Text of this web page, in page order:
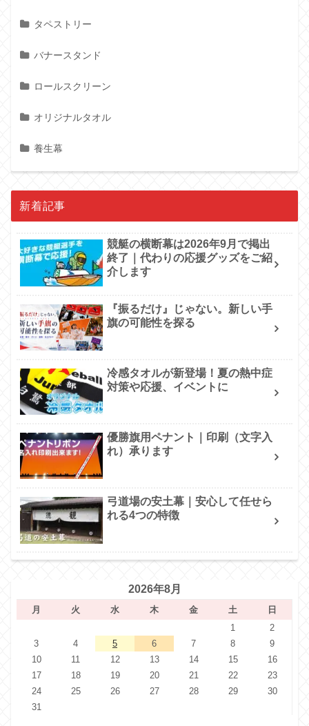
タペストリー
バナースタンド
ロールスクリーン
オリジナルタオル
養生幕
新着記事
競艇の横断幕は2026年9月で掲出
終了｜代わりの応援グッズをご紹
介します
『振るだけ』じゃない。新しい手
旗の可能性を探る
冷感タオルが新登場！夏の熱中症
対策や応援、イベントに
優勝旗用ペナント｜印刷（文字入
れ）承ります
弓道場の安土幕｜安心して任せら
れる4つの特徴
2026年8月
月 火 水 木 金 土
日
1
2
3
4 5 6 7 8
9
10
11 12 13 14 15
16
17
18 19 20 21 22
23
24
25 26 27 28 29
30
31